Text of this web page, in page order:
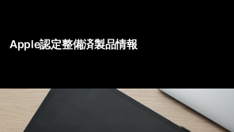
Apple認定整備済製品情報